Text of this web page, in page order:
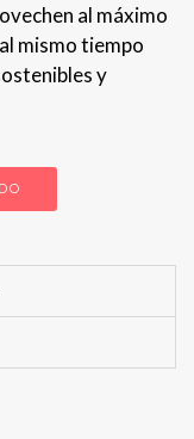
al máximo
mismo tiempo
y